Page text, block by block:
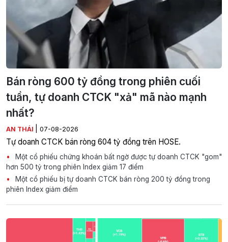
Bán ròng 600 tỷ đồng trong phiên cuối
tuần, tự doanh CTCK "xả" mã nào mạnh
nhất?
AN THÁI 07-08-2026
Tự doanh CTCK bán ròng 604 tỷ đồng trên HOSE.
Một cổ phiếu chứng khoán bất ngờ được tự doanh CTCK "gom"
hơn 500 tỷ trong phiên Index giảm 17 điểm
Một cổ phiếu bị tự doanh CTCK bán ròng 200 tỷ đồng trong
phiên Index giảm điểm